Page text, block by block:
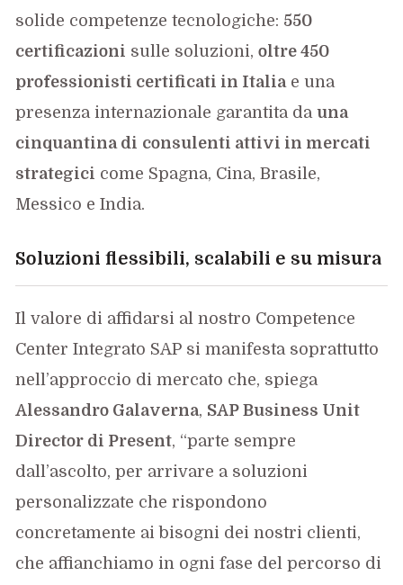
solide competenze tecnologiche: 550
certificazioni sulle soluzioni,oltre 450
professionisti certificati in Italia e una
presenza internazionale garantita dauna
cinquantina di consulenti attivi in mercati
strategici come Spagna, Cina, Brasile,
Messico e India.
Soluzioni flessibili, scalabili e su misura
Il valore di affidarsi al nostro Competence
Center Integrato SAP si manifesta soprattutto
nell’approccio di mercato che, spiega
Alessandro Galaverna, SAP Business Unit
Director di Present, “parte sempre
dall’ascolto, per arrivare a soluzioni
personalizzate che rispondono
concretamente ai bisogni dei nostri clienti,
che affianchiamo in ogni fase del percorso di